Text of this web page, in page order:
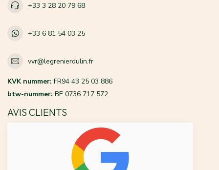
+33 3 28 20 79 68
+33 6 81 54 03 25
vvr@legrenierdulin.fr
KVK nummer: FR94 43 25 03 886
btw-nummer: BE 0736 717 572
AVIS CLIENTS